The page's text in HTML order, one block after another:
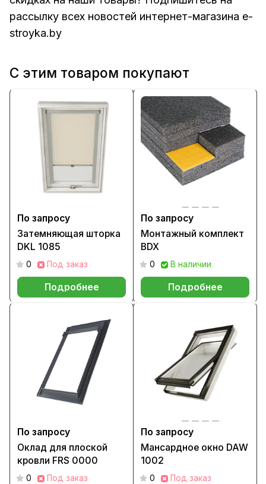
рассылку всех новостей интернет-магазина e-
stroyka.by
С этим товаром покупают
По запросу
Затемняющая шторка
DKL 1085
0 Под заказ
Подробнее
По запросу
Монтажный комплект
BDX
0 В наличии
Подробнее
По запросу
Оклад для плоской
кровли FRS 0000
0 Под заказ
По запросу
Мансардное окно DAW
1002
0 Под заказ